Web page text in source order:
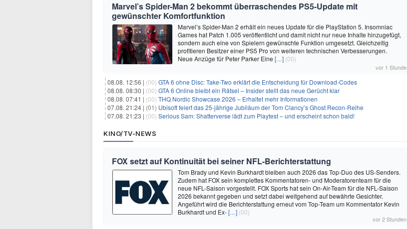
Marvel’s Spider-Man 2 bekommt überraschendes PS5-Update mit
gewünschter Komfortfunktion
Marvel’s Spider-Man 2 erhält ein neues Update für die PlayStation 5. Insomniac
Games hat Patch 1.005 veröffentlicht und damit nicht nur neue Inhalte hinzugefügt,
sondern auch eine von Spielern gewünschte Funktion umgesetzt. Gleichzeitig
profitieren Besitzer einer PS5 Pro von weiteren technischen Verbesserungen.
Neue Anzüge für Peter Parker Eine […] (00)
vor 1 Stunde
08.08. 12:56 | (00) GTA 6 ohne Disc: Take-Two erklärt die Entscheidung für Download-Codes
08.08. 08:30 | (00) GTA 6 Online bleibt ein Rätsel – Insider stellt das neue Gerücht klar
08.08. 07:41 | (00) THQ Nordic Showcase 2026 – Erhaltet mehr Informationen
07.08. 21:24 | (01) Ubisoft feiert das 25-jährige Jubiläum der Tom Clancy’s Ghost Recon-Reihe
07.08. 21:23 | (00) Serious Sam: Shatterverse lädt zum Playtest – und erscheint schon bald!
KINO/TV-NEWS
FOX setzt auf Kontinuität bei seiner NFL-Berichterstattung
Tom Brady und Kevin Burkhardt bleiben auch 2026 das Top-Duo des US-Senders.
Zudem hat FOX sein komplettes Kommentatoren- und Moderatorenteam für die
neue NFL-Saison vorgestellt. FOX Sports hat sein On-Air-Team für die NFL-Saison
2026 bekannt gegeben und setzt dabei weitgehend auf bewährte Gesichter.
Angeführt wird die Berichterstattung erneut vom Top-Team um Kommentator Kevin
Burkhardt und Ex-[…] (00)
vor 2 Stunden